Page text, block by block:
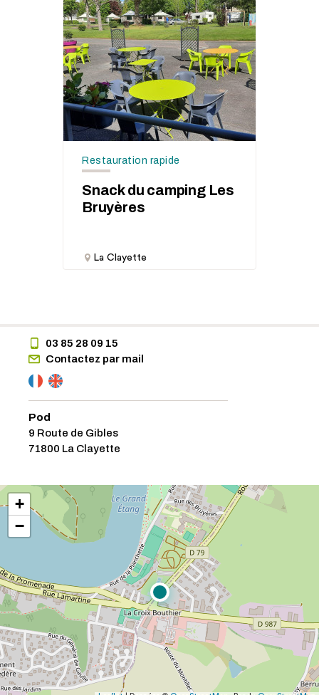
Restauration rapide
Snack du camping Les
Bruyères
La Clayette
03 85 28 09 15
Contactez par mail
Pod
9 Route de Gibles
71800 La Clayette
+
−